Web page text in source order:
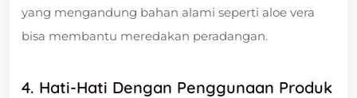
yang mengandung bahan alami seperti aloe vera
bisa membantu meredakan peradangan.
4. Hati-Hati Dengan Penggunaan Produk